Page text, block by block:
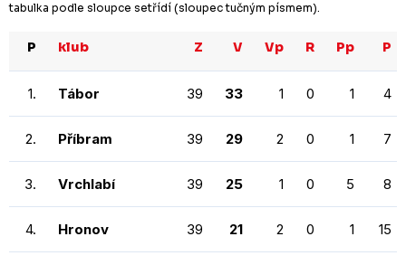
tabulka podle sloupce setřídí (sloupec tučným písmem).
P klub Z V Vp R Pp P
1. Tábor 39 33 1 0 1 4
2. Příbram 39 29 2 0 1 7
3. Vrchlabí 39 25 1 0 5 8
4. Hronov 39 21 2 0 1 15